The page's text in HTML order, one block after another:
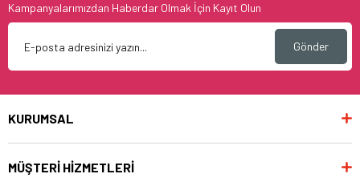
Kampanyalarımızdan Haberdar Olmak İçin Kayıt Olun
Gönder
KURUMSAL
MÜŞTERİ HİZMETLERİ